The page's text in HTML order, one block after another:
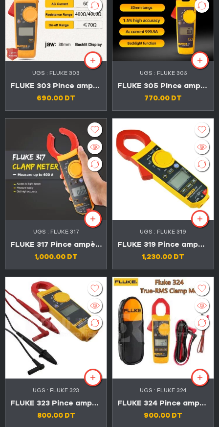
UGS : FLUKE 303
FLUKE 303 Pince ampèremétrique numérique 600V 600A
690.00 DT
UGS : FLUKE 305
FLUKE 305 Pince ampèremétrique numérique 600V 999.9 A
770.00 DT
UGS : FLUKE 317
FLUKE 317 Pince ampèremétrique numérique True-RMS 600A 600V
1,000.00 DT
UGS : FLUKE 319
FLUKE 319 Pince ampèremétrique numérique True-RMS 600A 1000V
1,230.00 DT
UGS : FLUKE 323
FLUKE 323 Pince ampèremétrique TRMS 600V 400A
800.00 DT
UGS : FLUKE 324
FLUKE 324 Pince ampèremétrique TRMS 600V 400A
900.00 DT